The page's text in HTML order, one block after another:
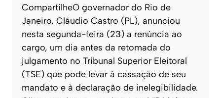
CompartilheO governador do Rio de
Janeiro, Cláudio Castro (PL), anunciou
nesta segunda-feira (23) a renúncia ao
cargo, um dia antes da retomada do
julgamento no Tribunal Superior Eleitoral
(TSE) que pode levar à cassação de seu
mandato e à declaração de inelegibilidade.